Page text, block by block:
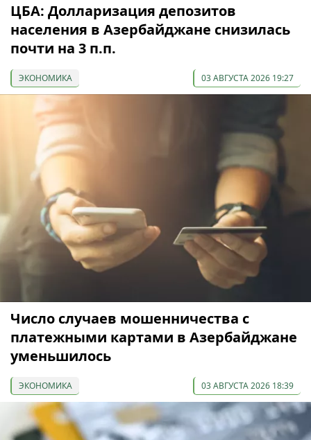
ЦБА: Долларизация депозитов
населения в Азербайджане снизилась
почти на 3 п.п.
ЭКОНОМИКА 03 АВГУСТА 2026 19:27
Число случаев мошенничества с
платежными картами в Азербайджане
уменьшилось
ЭКОНОМИКА 03 АВГУСТА 2026 18:39